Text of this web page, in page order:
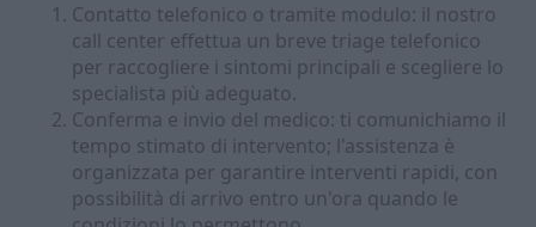
Contatto telefonico o tramite modulo: il nostro
call center effettua un breve triage telefonico
per raccogliere i sintomi principali e scegliere lo
specialista più adeguato.
Conferma e invio del medico: ti comunichiamo il
tempo stimato di intervento; l'assistenza è
organizzata per garantire interventi rapidi, con
possibilità di arrivo entro un'ora quando le